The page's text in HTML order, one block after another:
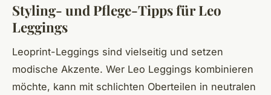
Styling- und Pflege-Tipps für Leo
Leggings
Leoprint-Leggings sind vielseitig und setzen
modische Akzente. Wer Leo Leggings kombinieren
möchte, kann mit schlichten Oberteilen in neutralen